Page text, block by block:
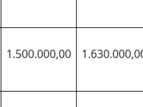
1.500.000,00